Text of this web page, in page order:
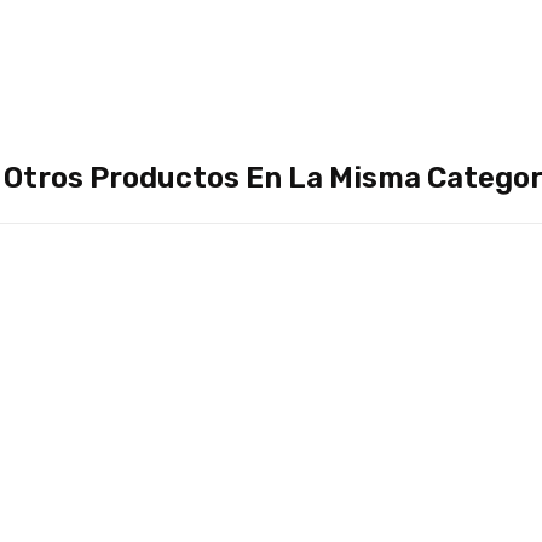
Otros Productos En La Misma